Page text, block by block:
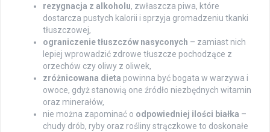
rezygnacja z alkoholu, zwłaszcza piwa, które
dostarcza pustych kalorii i sprzyja gromadzeniu tkanki
tłuszczowej,
ograniczenie tłuszczów nasyconych – zamiast nich
lepiej wprowadzić zdrowe tłuszcze pochodzące z
orzechów czy oliwy z oliwek,
zróżnicowana dieta powinna być bogata w warzywa i
owoce, gdyż stanowią one źródło niezbędnych witamin
oraz minerałów,
nie można zapominać o odpowiedniej ilości białka –
chudy drób, ryby oraz rośliny strączkowe to doskonałe